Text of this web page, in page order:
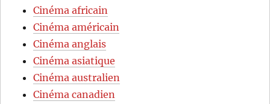
Cinéma africain
Cinéma américain
Cinéma anglais
Cinéma asiatique
Cinéma australien
Cinéma canadien